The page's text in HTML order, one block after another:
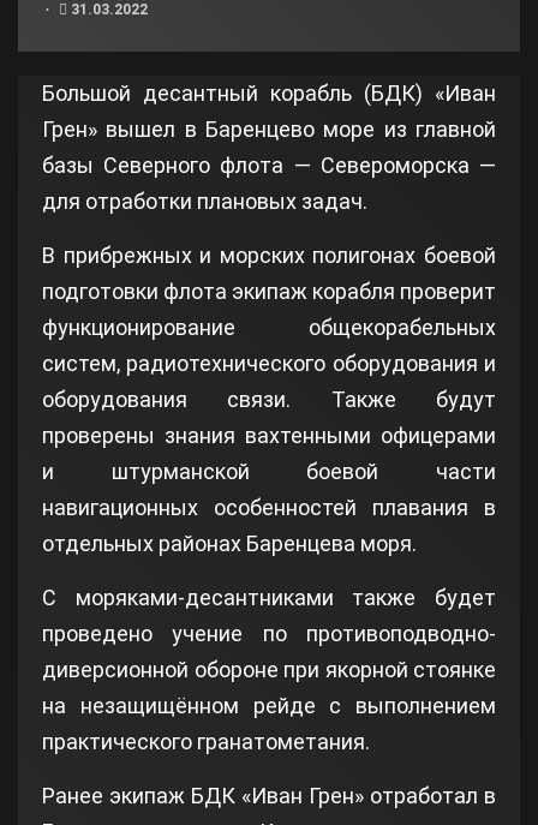
31.03.2022
Большой десантный корабль (БДК) «Иван
Грен» вышел в Баренцево море из главной
базы Северного флота — Североморска —
для отработки плановых задач.
В прибрежных и морских полигонах боевой
подготовки флота экипаж корабля проверит
функционирование общекорабельных
систем, радиотехнического оборудования и
оборудования связи. Также будут
проверены знания вахтенными офицерами
и штурманской боевой части
навигационных особенностей плавания в
отдельных районах Баренцева моря.
С моряками-десантниками также будет
проведено учение по противоподводно-
диверсионной обороне при якорной стоянке
на незащищённом рейде с выполнением
практического гранатометания.
Ранее экипаж БДК «Иван Грен» отработал в